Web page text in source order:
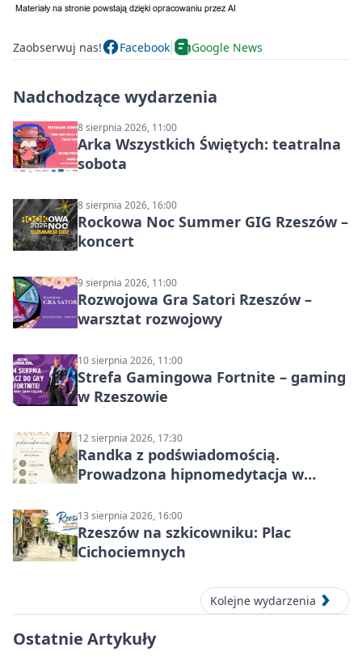
Zaobserwuj nas! Facebook Google News
Nadchodzące wydarzenia
8 sierpnia 2026, 11:00
Arka Wszystkich Świętych: teatralna
sobota
8 sierpnia 2026, 16:00
Rockowa Noc Summer GIG Rzeszów –
koncert
9 sierpnia 2026, 11:00
Rozwojowa Gra Satori Rzeszów –
warsztat rozwojowy
10 sierpnia 2026, 11:00
Strefa Gamingowa Fortnite – gaming
w Rzeszowie
12 sierpnia 2026, 17:30
Randka z podświadomością.
Prowadzona hipnomedytacja w
13 sierpnia 2026, 16:00
Rzeszów na szkicowniku: Plac
Cichociemnych
Kolejne wydarzenia
Ostatnie Artykuły